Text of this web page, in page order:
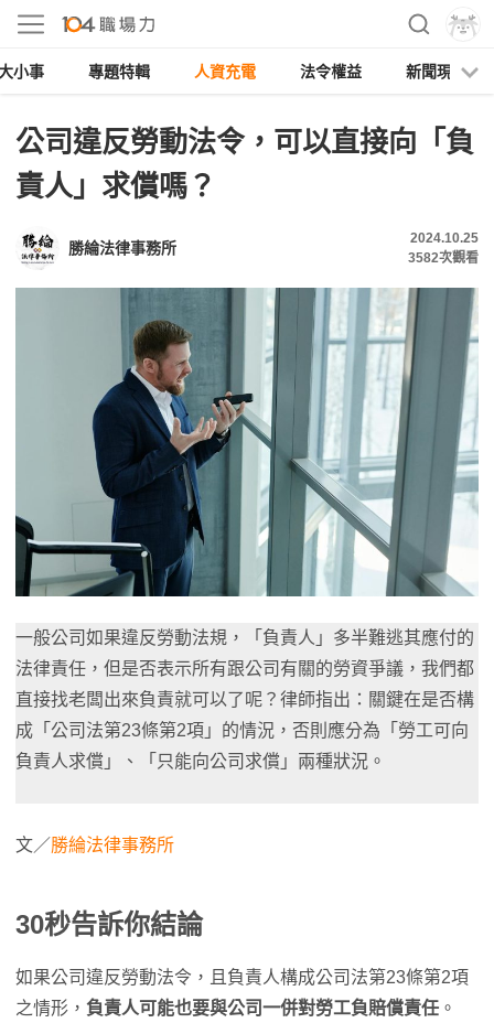
小事 專題特輯 人資充電 法令權益 新聞現場
公司違反勞動法令，可以直接向「負
責人」求償嗎？
勝綸法律事務所
2024.10.25
3582次觀看
一般公司如果違反勞動法規，「負責人」多半難逃其應付的
法律責任，但是否表示所有跟公司有關的勞資爭議，我們都
直接找老闆出來負責就可以了呢？律師指出：關鍵在是否構
成「公司法第23條第2項」的情況，否則應分為「勞工可向
負責人求償」、「只能向公司求償」兩種狀況。
文／勝綸法律事務所
30秒告訴你結論
如果公司違反勞動法令，且負責人構成公司法第23條第2項
之情形， 負責人可能也要與公司一併對勞工負賠償責任 。